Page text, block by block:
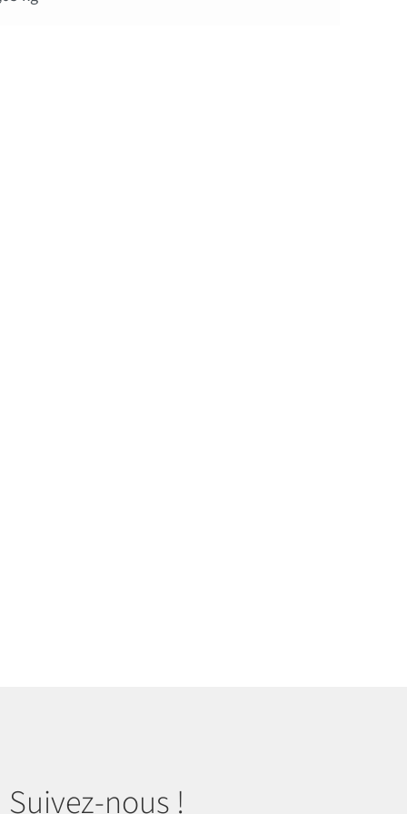
Suivez-nous !